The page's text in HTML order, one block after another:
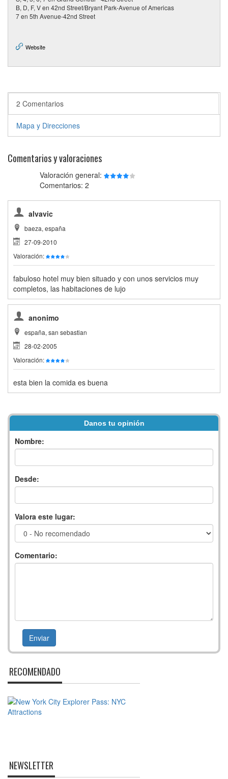
B, D, F, V en 42nd Street/Bryant Park-Avenue of Americas
7 en 5th Avenue-42nd Street
Website
2 Comentarios
Mapa y Direcciones
Comentarios y valoraciones
Valoración general:
Comentarios: 2
alvavic
baeza, españa
27-09-2010
Valoración:
fabuloso hotel muy bien situado y con unos servicios muy
completos, las habitaciones de lujo
anonimo
españa, san sebastian
28-02-2005
Valoración:
esta bien la comida es buena
Danos tu opinión
Nombre:
Desde:
Valora este lugar:
Comentario:
RECOMENDADO
NEWSLETTER